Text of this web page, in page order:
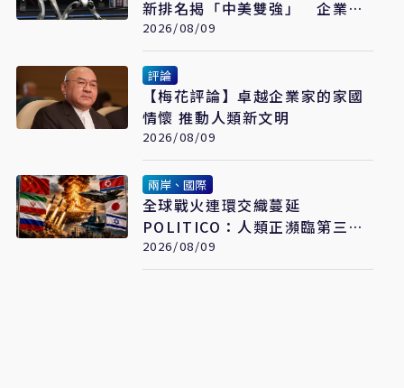
新排名揭「中美雙強」 企業投
入成最大推力
2026/08/09
評論
【梅花評論】卓越企業家的家國
情懷 推動人類新文明
2026/08/09
兩岸、國際
全球戰火連環交織蔓延
POLITICO：人類正瀕臨第三次
世界大戰
2026/08/09